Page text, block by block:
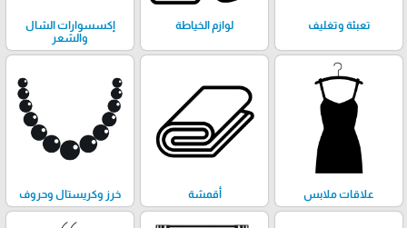
تعبئة وتغليف لوازم الخياطة
إكسسوارات الشال
والشعر
علاقات ملابس أقمشة خرز وكريستال وحروف